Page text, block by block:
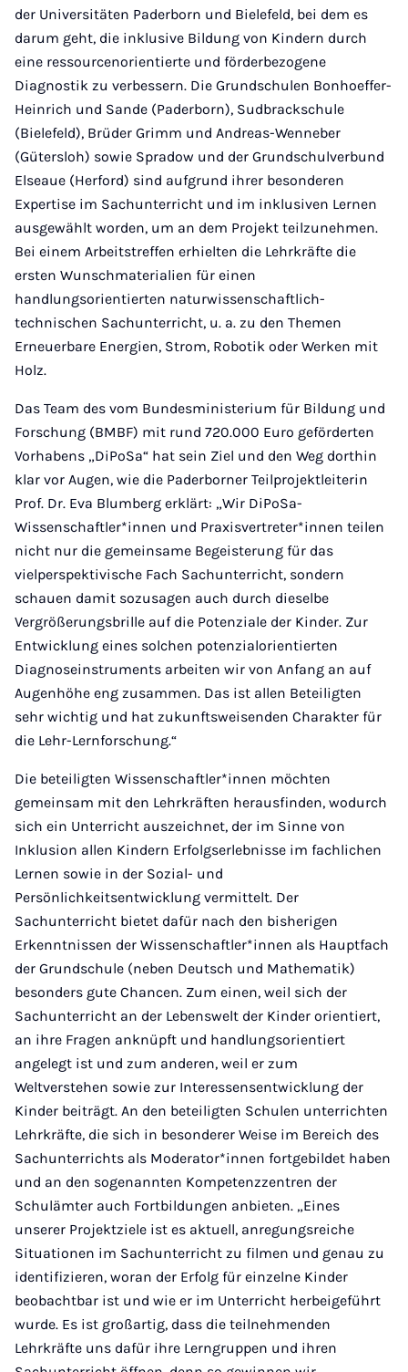
der Universitäten Paderborn und Bielefeld, bei dem es
darum geht, die inklusive Bildung von Kindern durch
eine ressourcenorientierte und förderbezogene
Diagnostik zu verbessern. Die Grundschulen Bonhoeffer-
Heinrich und Sande (Paderborn), Sudbrackschule
(Bielefeld), Brüder Grimm und Andreas-Wenneber
(Gütersloh) sowie Spradow und der Grundschulverbund
Elseaue (Herford) sind aufgrund ihrer besonderen
Expertise im Sachunterricht und im inklusiven Lernen
ausgewählt worden, um an dem Projekt teilzunehmen.
Bei einem Arbeitstreffen erhielten die Lehrkräfte die
ersten Wunschmaterialien für einen
handlungsorientierten naturwissenschaftlich-
technischen Sachunterricht, u. a. zu den Themen
Erneuerbare Energien, Strom, Robotik oder Werken mit
Holz.
Das Team des vom Bundesministerium für Bildung und
Forschung (BMBF) mit rund 720.000 Euro geförderten
Vorhabens „DiPoSa“ hat sein Ziel und den Weg dorthin
klar vor Augen, wie die Paderborner Teilprojektleiterin
Prof. Dr. Eva Blumberg erklärt: „Wir DiPoSa-
Wissenschaftler*innen und Praxisvertreter*innen teilen
nicht nur die gemeinsame Begeisterung für das
vielperspektivische Fach Sachunterricht, sondern
schauen damit sozusagen auch durch dieselbe
Vergrößerungsbrille auf die Potenziale der Kinder. Zur
Entwicklung eines solchen potenzialorientierten
Diagnoseinstruments arbeiten wir von Anfang an auf
Augenhöhe eng zusammen. Das ist allen Beteiligten
sehr wichtig und hat zukunftsweisenden Charakter für
die Lehr-Lernforschung.“
Die beteiligten Wissenschaftler*innen möchten
gemeinsam mit den Lehrkräften herausfinden, wodurch
sich ein Unterricht auszeichnet, der im Sinne von
Inklusion allen Kindern Erfolgserlebnisse im fachlichen
Lernen sowie in der Sozial- und
Persönlichkeitsentwicklung vermittelt. Der
Sachunterricht bietet dafür nach den bisherigen
Erkenntnissen der Wissenschaftler*innen als Hauptfach
der Grundschule (neben Deutsch und Mathematik)
besonders gute Chancen. Zum einen, weil sich der
Sachunterricht an der Lebenswelt der Kinder orientiert,
an ihre Fragen anknüpft und handlungsorientiert
angelegt ist und zum anderen, weil er zum
Weltverstehen sowie zur Interessensentwicklung der
Kinder beiträgt. An den beteiligten Schulen unterrichten
Lehrkräfte, die sich in besonderer Weise im Bereich des
Sachunterrichts als Moderator*innen fortgebildet haben
und an den sogenannten Kompetenzzentren der
Schulämter auch Fortbildungen anbieten. „Eines
unserer Projektziele ist es aktuell, anregungsreiche
Situationen im Sachunterricht zu filmen und genau zu
identifizieren, woran der Erfolg für einzelne Kinder
beobachtbar ist und wie er im Unterricht herbeigeführt
wurde. Es ist großartig, dass die teilnehmenden
Lehrkräfte uns dafür ihre Lerngruppen und ihren